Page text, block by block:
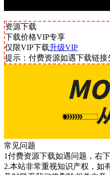
资源下载
下载价格VIP专享
仅限VIP下载升级VIP
提示：付费资源如遇下载链
常见问题
1付费资源下载如遇问题，右
2.本站非常重视知识产权，如